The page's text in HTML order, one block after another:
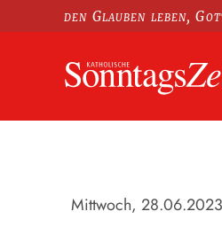
den Glauben leben,
Mittwoch, 28.06.2023